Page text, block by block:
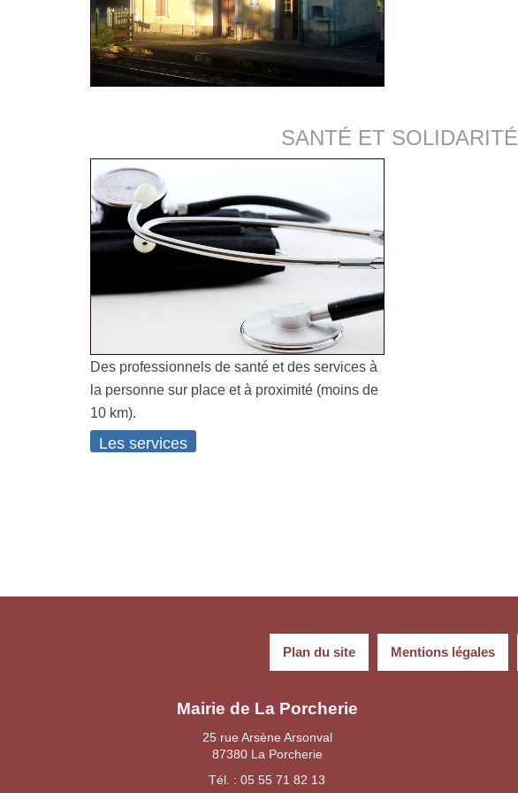
SANTÉ ET SOLIDARITÉ
Des professionnels de santé et des services à
la personne sur place et à proximité (moins de
10 km).
Les services
Plan du site Mentions légales
Mairie de La Porcherie
25 rue Arsène Arsonval
87380 La Porcherie
Tél. : 05 55 71 82 13